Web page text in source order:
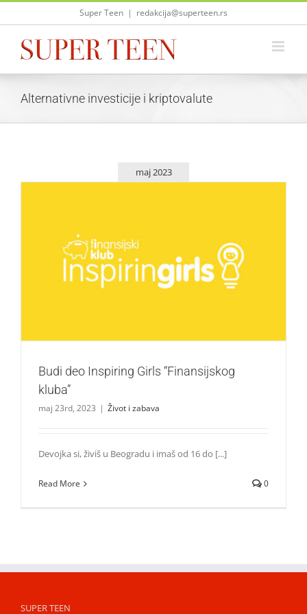
Skip
Super Teen | redakcija@superteen.rs
Alternativne investicije i kriptovalute
maj 2023
Budi deo Inspiring Girls “Finansijskog kluba”
Život i zabava
Budi deo Inspiring Girls “Finansijskog
kluba”
maj 23rd, 2023 | Život i zabava
Devojka si, živiš u Beogradu i imaš od 16 do [...]
Read More 0
SUPER TEEN